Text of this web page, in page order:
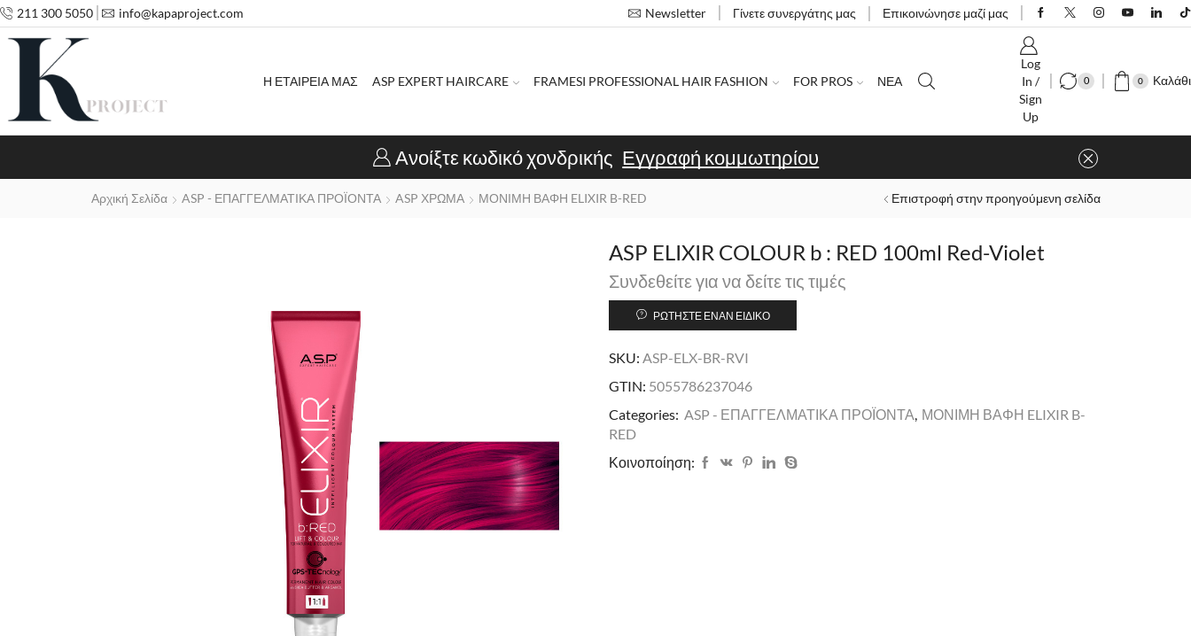
211 300 5050 info@kapaproject.com Newsletter Γίνετε συνεργάτης μας Επικοινώνησε μαζί μας
Η ΕΤΑΙΡΕΙΑ ΜΑΣ ASP EXPERT HAIRCARE FRAMESI PROFESSIONAL HAIR FASHION FOR PROS ΝΕΑ
Log
In /
Sign
Up
0 0 Καλάθι
Ανοίξτε κωδικό χονδρικής Εγγραφή κομμωτηρίου
Αρχική Σελίδα ASP - ΕΠΑΓΓΕΛΜΑΤΙΚΑ ΠΡΟΪΟΝΤΑ ASP ΧΡΩΜΑ ΜΟΝΙΜΗ ΒΑΦΗ ELIXIR B-RED Επιστροφή στην προηγούμενη σελίδα
ASP ELIXIR COLOUR b : RED 100ml Red-Violet
Συνδεθείτε για να δείτε τις τιμές
ΡΩΤΉΣΤΕ ΈΝΑΝ ΕΙΔΙΚΌ
SKU: ASP-ELX-BR-RVI
GTIN: 5055786237046
Categories: ASP - ΕΠΑΓΓΕΛΜΑΤΙΚΑ ΠΡΟΪΟΝΤΑ ΜΟΝΙΜΗ ΒΑΦΗ ELIXIR B-
RED
Κοινοποίηση: